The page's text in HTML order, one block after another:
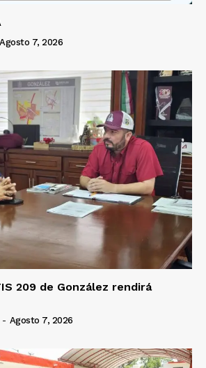
Agosto 7, 2026
209 de González rendirá
- Agosto 7, 2026